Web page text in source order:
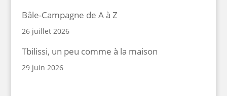
Bâle-Campagne de A à Z
26 juillet 2026
Tbilissi, un peu comme à la maison
29 juin 2026